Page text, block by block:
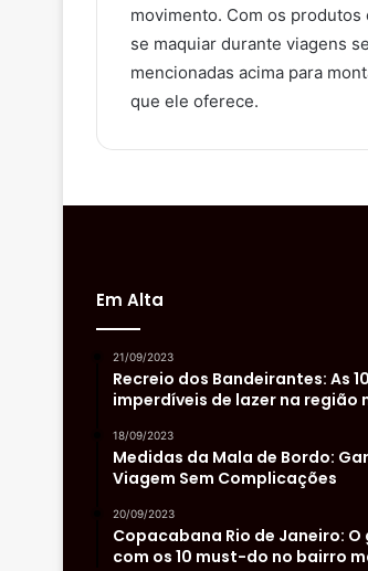
movimento. Com os
se maquiar durante viagens
mencionadas acima para
que ele oferece.
Em Alta
21/09/2023
Recreio dos Bandeirantes: As
imperdíveis de lazer na região
18/09/2023
Medidas da Mala de Bordo:
Viagem Sem Complicações
20/09/2023
Copacabana Rio de Janeiro:
com os 10 must-do no bairro